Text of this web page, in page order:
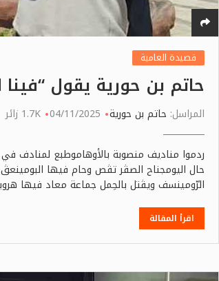
قصيدة العامية
حاتم بن حورية يقول
المراسل: حاتم بن حورية 04/11/2025 1.7K زائر
ردموا مناديف منصوبة بالأوهاموطبع لمنادف
حال اليومجناح الصڨر تڨص وحام فيها
الرّومينسف ويڨتل بالحِمل جماعة معاد فيها
اقرأ المقالة